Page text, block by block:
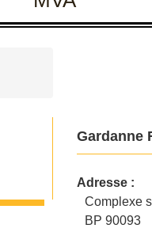
Gardanne
Adresse :
Complexe
BP 90093